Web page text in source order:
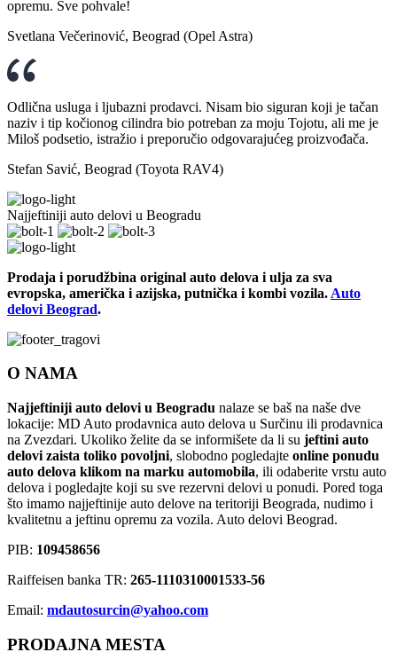
opremu. Sve pohvale!
Svetlana Večerinović, Beograd (Opel Astra)
Odlična usluga i ljubazni prodavci. Nisam bio siguran koji je tačan
naziv i tip kočionog cilindra bio potreban za moju Tojotu, ali me je
Miloš podsetio, istražio i preporučio odgovarajućeg proizvođača.
Stefan Savić, Beograd (Toyota RAV4)
Najjeftiniji auto delovi u Beogradu
Prodaja i porudžbina original auto delova i ulja za sva
evropska, američka i azijska, putnička i kombi vozila. Auto
delovi Beograd.
O NAMA
Najjeftiniji auto delovi u Beogradu nalaze se baš na naše dve
lokacije: MD Auto prodavnica auto delova u Surčinu ili prodavnica
na Zvezdari. Ukoliko želite da se informišete da li su jeftini auto
delovi zaista toliko povoljni, slobodno pogledajte online ponudu
auto delova klikom na marku automobila, ili odaberite vrstu auto
delova i pogledajte koji su sve rezervni delovi u ponudi. Pored toga
što imamo najjeftinije auto delove na teritoriji Beograda, nudimo i
kvalitetnu a jeftinu opremu za vozila. Auto delovi Beograd.
PIB: 109458656
Raiffeisen banka TR: 265-1110310001533-56
Email: mdautosurcin@yahoo.com
PRODAJNA MESTA